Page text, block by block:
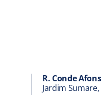
R. Conde
Jardim